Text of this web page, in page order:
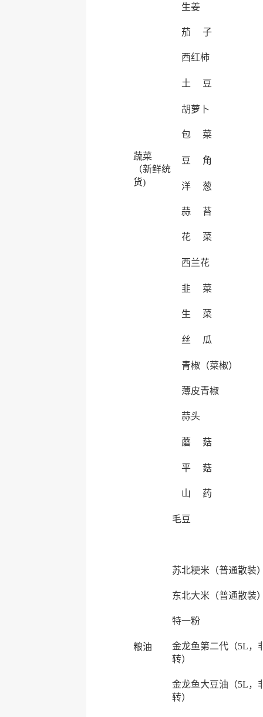
蔬菜
（新鲜统
货)
生姜
茄 子
西红柿
土 豆
胡萝卜
包 菜
豆 角
洋 葱
蒜 苔
花 菜
西兰花
韭 菜
生 菜
丝 瓜
青椒（菜椒）
薄皮青椒
蒜头
蘑 菇
平 菇
山 药
毛豆
粮油
苏北粳米（普通散装
东北大米（普通散装
特一粉
金龙鱼第二代（5L，
转）
金龙鱼大豆油（5L，
转）